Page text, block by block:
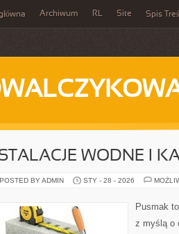
Archiwum RL Site Spis
WODNE I
POSTED BY ADMIN STY - 28 - 2026
Pusmak
z myślą o